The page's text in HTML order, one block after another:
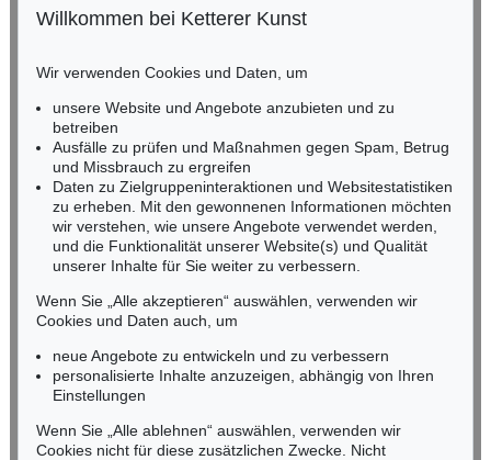
HESSEN
Miriam Heß
Tel.: +49 (0)62 21 58 80-038
Fax: +49 (0)62 21 58 80-595
infoheidelberg@kettererkunst.de
NORDDEUTSCHLAND
Nico Kassel, M.A.
Mobil: +49 (0)171 8618661
n.kassel@kettererkunst.de
Keine Auktion mehr verpassen!
Wir informieren Sie rechtzeitig.
Willkommen bei Ketterer Kunst
Wir verwenden Cookies und Daten, um
unsere Website und Angebote anzubieten und zu
betreiben
Ausfälle zu prüfen und Maßnahmen gegen Spam, Betrug
und Missbrauch zu ergreifen
Daten zu Zielgruppeninteraktionen und Websitestatistiken
zu erheben. Mit den gewonnenen Informationen möchten
wir verstehen, wie unsere Angebote verwendet werden,
und die Funktionalität unserer Website(s) und Qualität
unserer Inhalte für Sie weiter zu verbessern.
Wenn Sie „Alle akzeptieren“ auswählen, verwenden wir
Cookies und Daten auch, um
neue Angebote zu entwickeln und zu verbessern
personalisierte Inhalte anzuzeigen, abhängig von Ihren
Einstellungen
Wenn Sie „Alle ablehnen“ auswählen, verwenden wir
Cookies nicht für diese zusätzlichen Zwecke. Nicht